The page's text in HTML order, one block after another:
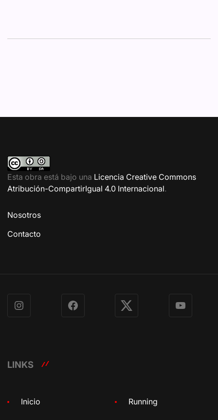
Esta obra está bajo una Licencia Creative Commons
Atribución-CompartirIgual 4.0 Internacional.
Nosotros
Contacto
Instagram Facebook X YouTube
LINKS
Inicio Running